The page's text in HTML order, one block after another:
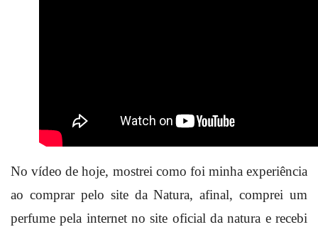
No vídeo de hoje, mostrei como foi minha experiência
ao comprar pelo site da Natura, afinal, comprei um
perfume pela internet no site oficial da natura e recebi